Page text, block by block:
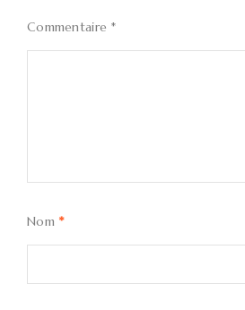
Commentaire *
Nom *